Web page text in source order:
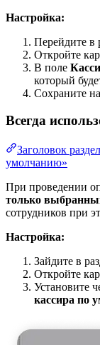
Настройка:
Перейдите в
Откройте
В поле
который
Сохраните
Всегда
Заголовок
умолчанию»
При проведении
только
сотрудников при
Настройка:
Зайдите в
Откройте
Установите
кассира по